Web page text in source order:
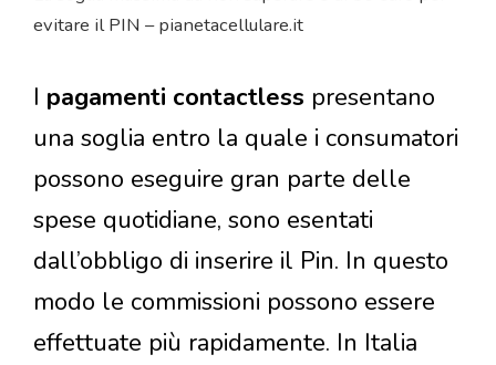
evitare il PIN – pianetacellulare.it
I pagamenti contactless presentano
una soglia entro la quale i consumatori
possono eseguire gran parte delle
spese quotidiane, sono esentati
dall’obbligo di inserire il Pin. In questo
modo le commissioni possono essere
effettuate più rapidamente. In Italia